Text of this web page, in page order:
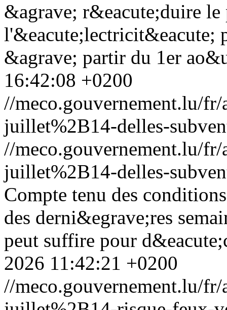
&agrave; r&eacute;duire
l'&eacute;lectricit&eacute;
&agrave; partir du 1er
16:42:08 +0200
//meco.gouvernement.lu/
juillet%2B14-delles-
//meco.gouvernement.lu/
juillet%2B14-delles-
Compte tenu des
des derni&egrave;res
peut suffire pour
2026 11:42:21 +0200
//meco.gouvernement.lu/